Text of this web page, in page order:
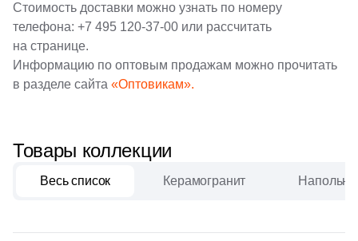
Глазурованная (33)
Глянцевая (14)
Патинированная (44)
Стоимость доставки можно узнать по номеру
телефона: +7 495 120-37-00 или рассчитать
на странице.
Информацию по оптовым продажам можно прочитать
в разделе сайта «Оптовикам».
Товары коллекции
Весь список Керамогранит